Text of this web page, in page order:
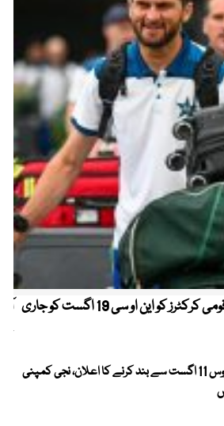
کیریبین پریمیئر لیگ ، قومی کرکٹرز کو این او سی 19 اگست کو جاری
میٹرو بس سروس 11 اگست سے بند کرنے کا اعلان، نجی کمپنی